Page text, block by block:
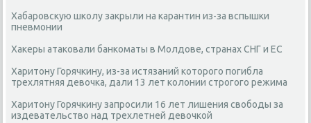
Хабаровскую школу закрыли на карантин из-за вспышки
пневмонии
Хакеры атаковали банкоматы в Молдове, странах СНГ и ЕС
Харитону Горячкину, из-за истязаний которого погибла
трехлятняя девочка, дали 13 лет колонии строгого режима
Харитону Горячкину запросили 16 лет лишения свободы за
издевательство над трехлетней девочкой